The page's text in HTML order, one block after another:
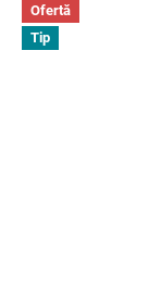
Ofertă
Tip